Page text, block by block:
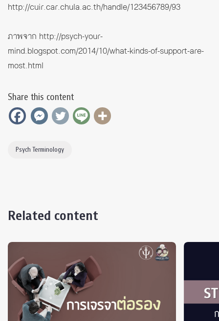
http://cuir.car.chula.ac.th/handle/123456789/93
ภาพจาก http://psych-your-
mind.blogspot.com/2014/10/what-kinds-of-support-are-
most.html
Share this content
Psych Terminology
Related content